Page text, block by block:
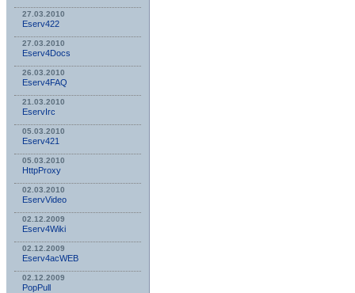
27.03.2010
Eserv422
27.03.2010
Eserv4Docs
26.03.2010
Eserv4FAQ
21.03.2010
EservIrc
05.03.2010
Eserv421
05.03.2010
HttpProxy
02.03.2010
EservVideo
02.12.2009
Eserv4Wiki
02.12.2009
Eserv4acWEB
02.12.2009
PopPull